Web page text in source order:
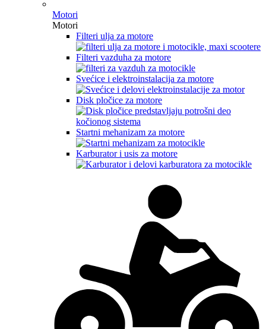
Motori
Motori
Filteri ulja za motore
Filteri vazduha za motore
Svećice i elektroinstalacija za motore
Disk pločice za motore
Startni mehanizam za motore
Karburator i usis za motore